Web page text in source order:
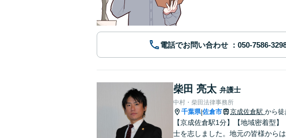
電話でお問い合わせ
柴田 亮太 弁護士
中村・柴田法律事務所
千葉県|佐倉市 京成佐倉駅 から徒
【京成佐倉駅1分】【地域密着型
士を志しました。地元の皆様から